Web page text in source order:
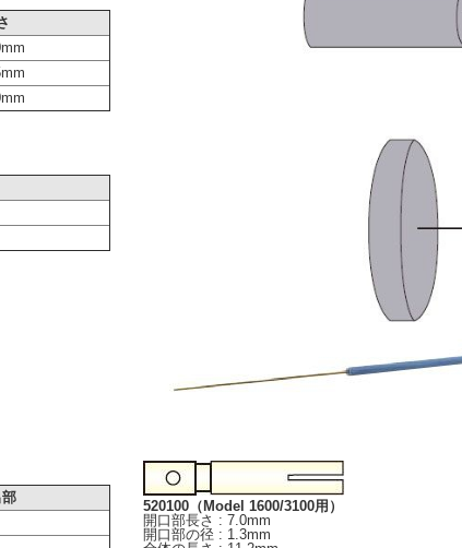
520100（Model 1600/3100用）
開口部長さ : 7.0mm
開口部の径 : 1.3mm